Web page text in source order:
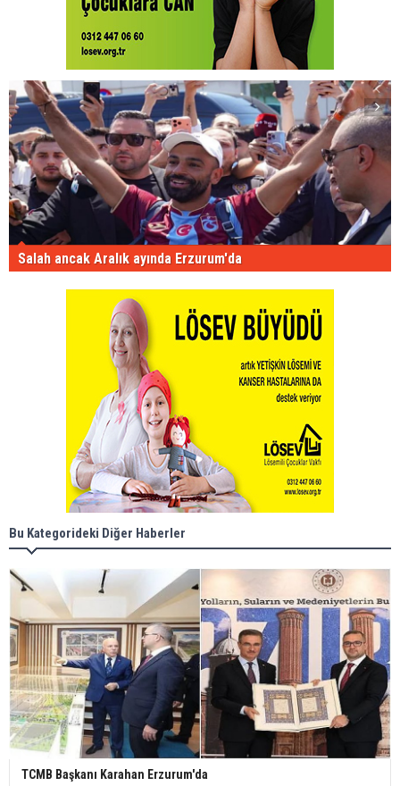
Salah ancak Aralık ayında Erzurum'da
Bu Kategorideki Diğer Haberler
TCMB Başkanı Karahan Erzurum'da